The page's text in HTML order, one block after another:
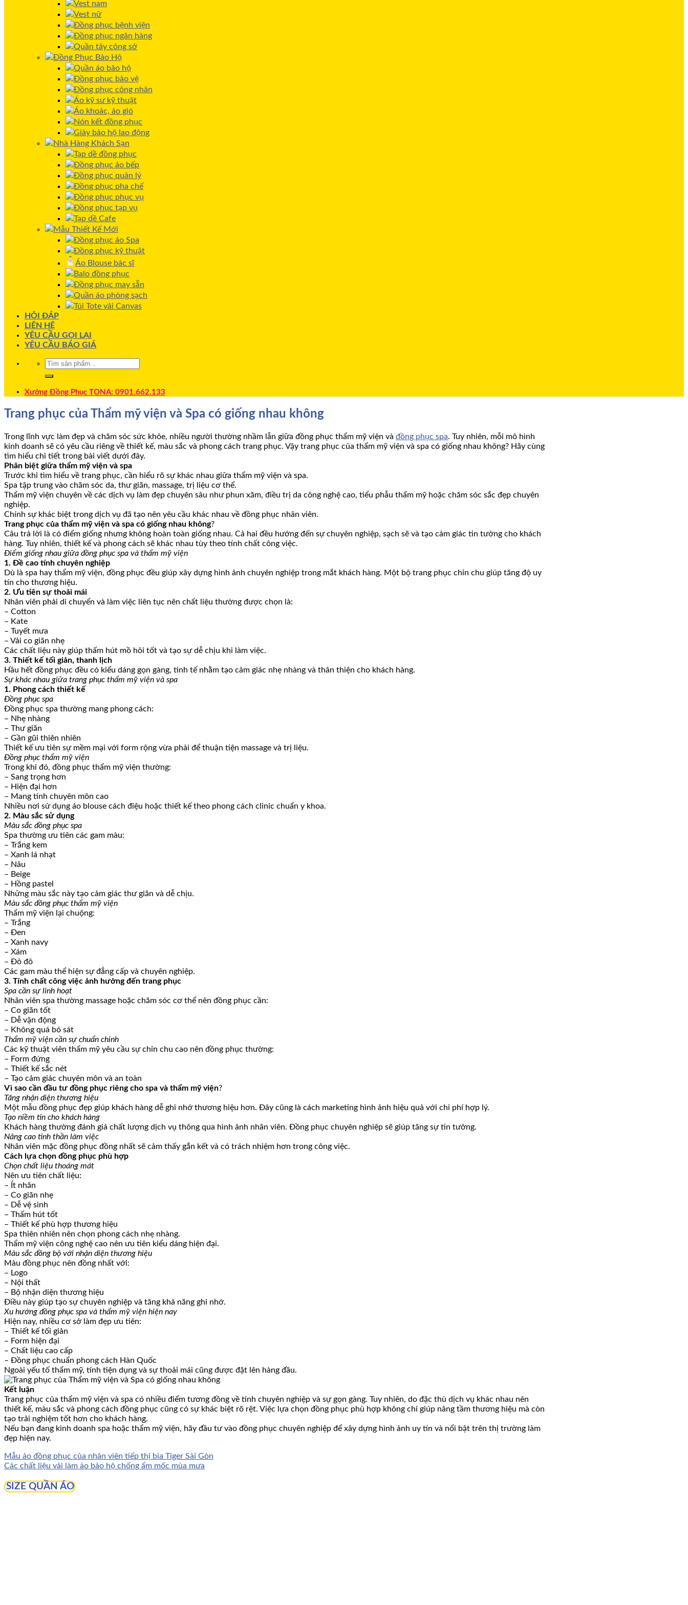
Vest nam
Vest nữ
Đồng phục bệnh viện
Đồng phục ngân hàng
Quần tây công sở
Đồng Phục Bảo Hộ
Quần áo bảo hộ
Đồng phục bảo vệ
Đồng phục công nhân
Áo kỹ sư kỹ thuật
Áo khoác, áo gió
Nón kết đồng phục
Giày bảo hộ lao động
Nhà Hàng Khách Sạn
Tạp dề đồng phục
Đồng phục áo bếp
Đồng phục quản lý
Đồng phục pha chế
Đồng phục phục vụ
Đồng phục tạp vụ
Tạp dề Cafe
Mẫu Thiết Kế Mới
Đồng phục áo Spa
Đồng phục kỹ thuật
Áo Blouse bác sĩ
Balo đồng phục
Đồng phục may sẵn
Quần áo phòng sạch
Túi Tote vải Canvas
HỎI ĐÁP
LIÊN HỆ
YÊU CẦU GỌI LẠI
YÊU CẦU BÁO GIÁ
Xưởng Đồng Phục TONA: 0901.662.133
Trang phục của Thẩm mỹ viện và Spa có giống nhau không
Trong lĩnh vực làm đẹp và chăm sóc sức khỏe, nhiều người thường nhầm lẫn giữa đồng phục thẩm mỹ viện và đồng phục spa. Tuy nhiên, mỗi mô hình
kinh doanh sẽ có yêu cầu riêng về thiết kế, màu sắc và phong cách trang phục. Vậy trang phục của thẩm mỹ viện và spa có giống nhau không? Hãy cùng
tìm hiểu chi tiết trong bài viết dưới đây.
Phân biệt giữa thẩm mỹ viện và spa
Trước khi tìm hiểu về trang phục, cần hiểu rõ sự khác nhau giữa thẩm mỹ viện và spa.
Spa tập trung vào chăm sóc da, thư giãn, massage, trị liệu cơ thể.
Thẩm mỹ viện chuyên về các dịch vụ làm đẹp chuyên sâu như phun xăm, điều trị da công nghệ cao, tiểu phẫu thẩm mỹ hoặc chăm sóc sắc đẹp chuyên
nghiệp.
Chính sự khác biệt trong dịch vụ đã tạo nên yêu cầu khác nhau về đồng phục nhân viên.
Trang phục của thẩm mỹ viện và spa có giống nhau không?
Câu trả lời là có điểm giống nhưng không hoàn toàn giống nhau. Cả hai đều hướng đến sự chuyên nghiệp, sạch sẽ và tạo cảm giác tin tưởng cho khách
hàng. Tuy nhiên, thiết kế và phong cách sẽ khác nhau tùy theo tính chất công việc.
Điểm giống nhau giữa đồng phục spa và thẩm mỹ viện
1. Đề cao tính chuyên nghiệp
Dù là spa hay thẩm mỹ viện, đồng phục đều giúp xây dựng hình ảnh chuyên nghiệp trong mắt khách hàng. Một bộ trang phục chỉn chu giúp tăng độ uy
tín cho thương hiệu.
2. Ưu tiên sự thoải mái
Nhân viên phải di chuyển và làm việc liên tục nên chất liệu thường được chọn là:
– Cotton
– Kate
– Tuyết mưa
– Vải co giãn nhẹ
Các chất liệu này giúp thấm hút mồ hôi tốt và tạo sự dễ chịu khi làm việc.
3. Thiết kế tối giản, thanh lịch
Hầu hết đồng phục đều có kiểu dáng gọn gàng, tinh tế nhằm tạo cảm giác nhẹ nhàng và thân thiện cho khách hàng.
Sự khác nhau giữa trang phục thẩm mỹ viện và spa
1. Phong cách thiết kế
Đồng phục spa
Đồng phục spa thường mang phong cách:
– Nhẹ nhàng
– Thư giãn
– Gần gũi thiên nhiên
Thiết kế ưu tiên sự mềm mại với form rộng vừa phải để thuận tiện massage và trị liệu.
Đồng phục thẩm mỹ viện
Trong khi đó, đồng phục thẩm mỹ viện thường:
– Sang trọng hơn
– Hiện đại hơn
– Mang tính chuyên môn cao
Nhiều nơi sử dụng áo blouse cách điệu hoặc thiết kế theo phong cách clinic chuẩn y khoa.
2. Màu sắc sử dụng
Màu sắc đồng phục spa
Spa thường ưu tiên các gam màu:
– Trắng kem
– Xanh lá nhạt
– Nâu
– Beige
– Hồng pastel
Những màu sắc này tạo cảm giác thư giãn và dễ chịu.
Màu sắc đồng phục thẩm mỹ viện
Thẩm mỹ viện lại chuộng:
– Trắng
– Đen
– Xanh navy
– Xám
– Đỏ đô
Các gam màu thể hiện sự đẳng cấp và chuyên nghiệp.
3. Tính chất công việc ảnh hưởng đến trang phục
Spa cần sự linh hoạt
Nhân viên spa thường massage hoặc chăm sóc cơ thể nên đồng phục cần:
– Co giãn tốt
– Dễ vận động
– Không quá bó sát
Thẩm mỹ viện cần sự chuẩn chỉnh
Các kỹ thuật viên thẩm mỹ yêu cầu sự chỉn chu cao nên đồng phục thường:
– Form đứng
– Thiết kế sắc nét
– Tạo cảm giác chuyên môn và an toàn
Vì sao cần đầu tư đồng phục riêng cho spa và thẩm mỹ viện?
Tăng nhận diện thương hiệu
Một mẫu đồng phục đẹp giúp khách hàng dễ ghi nhớ thương hiệu hơn. Đây cũng là cách marketing hình ảnh hiệu quả với chi phí hợp lý.
Tạo niềm tin cho khách hàng
Khách hàng thường đánh giá chất lượng dịch vụ thông qua hình ảnh nhân viên. Đồng phục chuyên nghiệp sẽ giúp tăng sự tin tưởng.
Nâng cao tinh thần làm việc
Nhân viên mặc đồng phục đồng nhất sẽ cảm thấy gắn kết và có trách nhiệm hơn trong công việc.
Cách lựa chọn đồng phục phù hợp
Chọn chất liệu thoáng mát
Nên ưu tiên chất liệu:
– Ít nhăn
– Co giãn nhẹ
– Dễ vệ sinh
– Thấm hút tốt
– Thiết kế phù hợp thương hiệu
Spa thiên nhiên nên chọn phong cách nhẹ nhàng.
Thẩm mỹ viện công nghệ cao nên ưu tiên kiểu dáng hiện đại.
Màu sắc đồng bộ với nhận diện thương hiệu
Màu đồng phục nên đồng nhất với:
– Logo
– Nội thất
– Bộ nhận diện thương hiệu
Điều này giúp tạo sự chuyên nghiệp và tăng khả năng ghi nhớ.
Xu hướng đồng phục spa và thẩm mỹ viện hiện nay
Hiện nay, nhiều cơ sở làm đẹp ưu tiên:
– Thiết kế tối giản
– Form hiện đại
– Chất liệu cao cấp
– Đồng phục chuẩn phong cách Hàn Quốc
Ngoài yếu tố thẩm mỹ, tính tiện dụng và sự thoải mái cũng được đặt lên hàng đầu.
Kết luận
Trang phục của thẩm mỹ viện và spa có nhiều điểm tương đồng về tính chuyên nghiệp và sự gọn gàng. Tuy nhiên, do đặc thù dịch vụ khác nhau nên
thiết kế, màu sắc và phong cách đồng phục cũng có sự khác biệt rõ rệt. Việc lựa chọn đồng phục phù hợp không chỉ giúp nâng tầm thương hiệu mà còn
tạo trải nghiệm tốt hơn cho khách hàng.
Nếu bạn đang kinh doanh spa hoặc thẩm mỹ viện, hãy đầu tư vào đồng phục chuyên nghiệp để xây dựng hình ảnh uy tín và nổi bật trên thị trường làm
đẹp hiện nay.
Mẫu áo đồng phục của nhân viên tiếp thị bia Tiger Sài Gòn
Các chất liệu vải làm áo bảo hộ chống ẩm mốc mùa mưa
SIZE QUẦN ÁO